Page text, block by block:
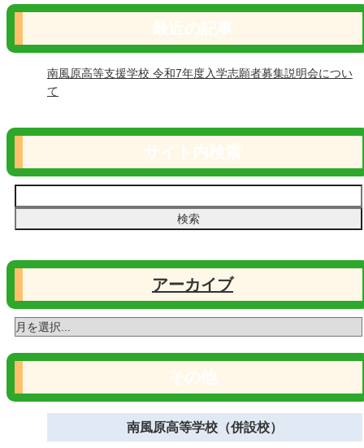
南風原高等支援学校 令和7年度入学志願者募集説明会につい
て
アーカイブ
南風原高等学校（併設校）